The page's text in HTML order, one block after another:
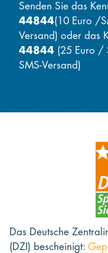
Senden Sie das
44844(10 Euro /
Versand) oder das
44844 (25 Euro /
SMS-Versand)
Das Deutsche
(DZI) bescheinigt: